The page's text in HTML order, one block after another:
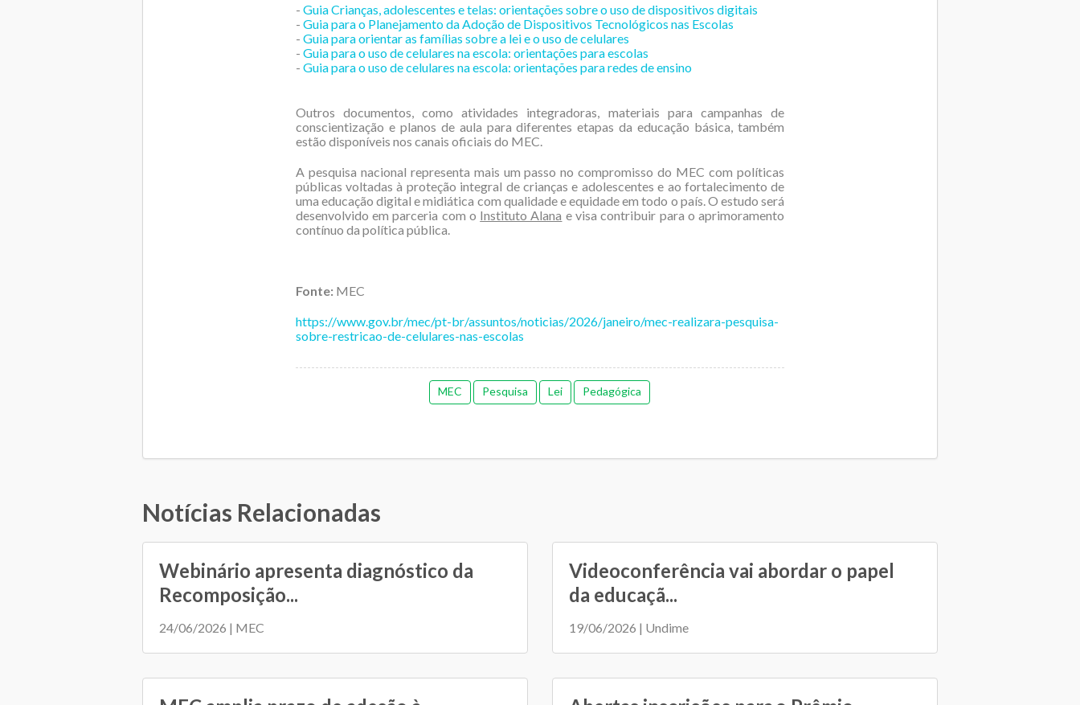
- Guia Crianças, adolescentes e telas: orientações sobre o uso de dispositivos digitais
- Guia para o Planejamento da Adoção de Dispositivos Tecnológicos nas Escolas
- Guia para orientar as famílias sobre a lei e o uso de celulares
- Guia para o uso de celulares na escola: orientações para escolas
- Guia para o uso de celulares na escola: orientações para redes de ensino
Outros documentos, como atividades integradoras, materiais para campanhas de
conscientização e planos de aula para diferentes etapas da educação básica, também
estão disponíveis nos canais oficiais do MEC.
A pesquisa nacional representa mais um passo no compromisso do MEC com políticas
públicas voltadas à proteção integral de crianças e adolescentes e ao fortalecimento de
uma educação digital e midiática com qualidade e equidade em todo o país. O estudo será
desenvolvido em parceria com o Instituto Alana e visa contribuir para o aprimoramento
contínuo da política pública.
Fonte: MEC
https://www.gov.br/mec/pt-br/assuntos/noticias/2026/janeiro/mec-realizara-pesquisa-
sobre-restricao-de-celulares-nas-escolas
MEC Pesquisa Lei Pedagógica
Notícias Relacionadas
Webinário apresenta diagnóstico da
Recomposição...
24/06/2026 | MEC
Videoconferência vai abordar o papel
da educaçã...
19/06/2026 | Undime